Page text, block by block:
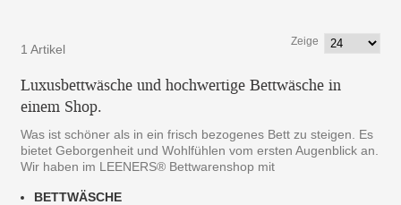
1 Artikel
Zeige
Luxusbettwäsche und hochwertige Bettwäsche in
einem Shop.
Was ist schöner als in ein frisch bezogenes Bett zu steigen. Es
bietet Geborgenheit und Wohlfühlen vom ersten Augenblick an.
Wir haben im LEENERS® Bettwarenshop mit
BETTWÄSCHE